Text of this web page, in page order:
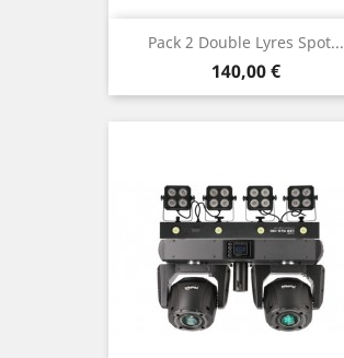
Pack 2 Double Lyres Spot...
Prix
140,00 €